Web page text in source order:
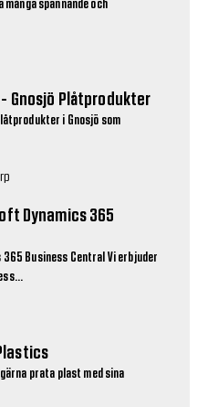
många spännande och
Gnosjö Plåtprodukter
i Gnosjö som
Dynamics 365
Business Central Vi erbjuder
prata plast med sina